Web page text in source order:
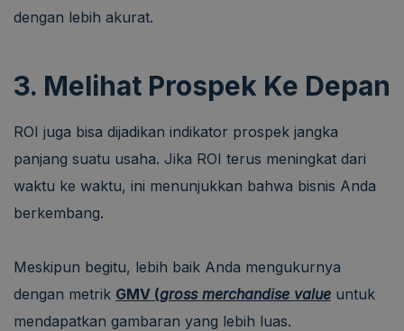
dengan lebih akurat.
3. Melihat Prospek Ke Depan
ROI juga bisa dijadikan indikator prospek jangka
panjang suatu usaha. Jika ROI terus meningkat dari
waktu ke waktu, ini menunjukkan bahwa bisnis Anda
berkembang.
Meskipun begitu, lebih baik Anda mengukurnya
dengan metrik GMV (gross merchandise value untuk
mendapatkan gambaran yang lebih luas.